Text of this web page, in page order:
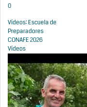
0
Vídeos: Escuela de
Preparadores
CONAFE 2026
Vídeos